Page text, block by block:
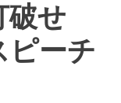
破せ
ーチ